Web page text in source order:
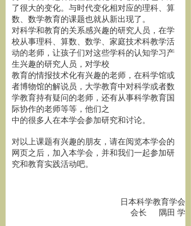
了很大的变化。与时代变化相对应的理科、算
数、数学教育的课题也就从新出现了。
对科学和教育的关系感兴趣的研究人员，在学
校从事理科、算数、数学、家庭技术科教学活
动的老师，让孩子们对这些学科的认知学习产
生兴趣的研究人员，对学校
教育的情报技术化有兴趣的老师，在科学馆或
者博物馆的解说员，大学教育中对科学或者数
学教育持有疑问的老师，还有从事科学教育国
际协作的老师等等，他们之
中的很多人在本学会参加研究和讨论。
对以上课题有兴趣的朋友，请在阅览本学会的
网页之后，加入本学会，并和我们一起参加研
究和教育实践活动吧。
日本科学教育学会
会长 隅田 学